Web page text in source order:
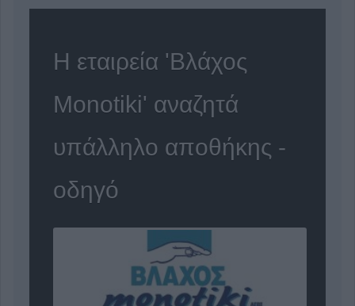
Η εταιρεία 'Βλάχος
Monotiki' αναζητά
υπάλληλο αποθήκης -
οδηγό